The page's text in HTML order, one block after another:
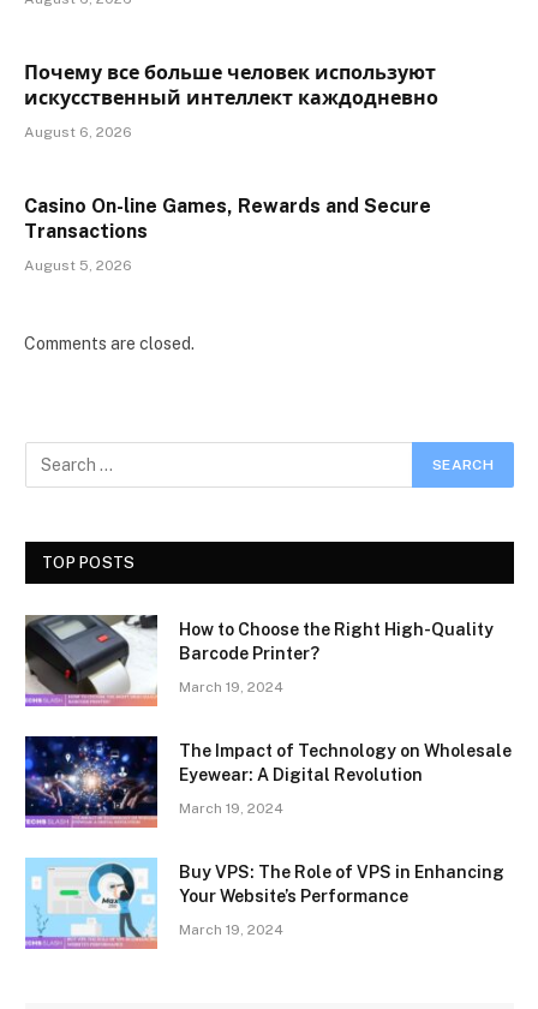
Почему все больше человек используют
искусственный интеллект каждодневно
August 6, 2026
Casino On-line Games, Rewards and Secure
Transactions
August 5, 2026
Comments are closed.
TOP POSTS
How to Choose the Right High-Quality
Barcode Printer?
March 19, 2024
The Impact of Technology on Wholesale
Eyewear: A Digital Revolution
March 19, 2024
Buy VPS: The Role of VPS in Enhancing
Your Website’s Performance
March 19, 2024